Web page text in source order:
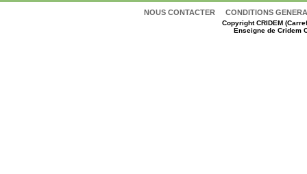
NOUS CONTACTER CONDITIONS
CopyrightCRIDEM
Enseigne de Cridem